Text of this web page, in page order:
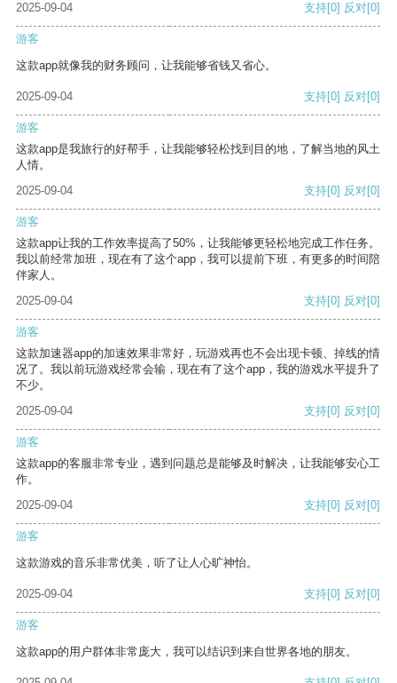
2025-09-04 支持[0] 反对[0]
游客
这款app就像我的财务顾问，让我能够省钱又省心。
2025-09-04 支持[0] 反对[0]
游客
这款app是我旅行的好帮手，让我能够轻松找到目的地，了解当地的风土
人情。
2025-09-04
支持[0] 反对[0]
游客
这款app让我的工作效率提高了50%，让我能够更轻松地完成工作任务。
我以前经常加班，现在有了这个app，我可以提前下班，有更多的时间陪
伴家人。
2025-09-04
支持[0] 反对[0]
游客
这款加速器app的加速效果非常好，玩游戏再也不会出现卡顿、掉线的情
况了。我以前玩游戏经常会输，现在有了这个app，我的游戏水平提升了
不少。
2025-09-04
支持[0] 反对[0]
游客
这款app的客服非常专业，遇到问题总是能够及时解决，让我能够安心工
作。
2025-09-04
支持[0] 反对[0]
游客
这款游戏的音乐非常优美，听了让人心旷神怡。
2025-09-04 支持[0] 反对[0]
游客
这款app的用户群体非常庞大，我可以结识到来自世界各地的朋友。